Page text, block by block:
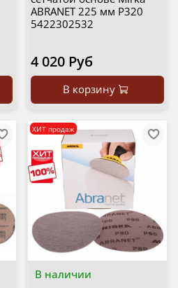
ABRANET 225 мм Р320
5422302532
4 020 Руб
В корзину
В наличии
ХИТ продаж